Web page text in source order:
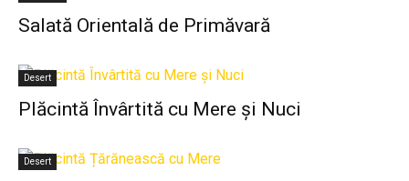
Salată Orientală de Primăvară
Desert
Plăcintă Învârtită cu Mere și Nuci
Desert